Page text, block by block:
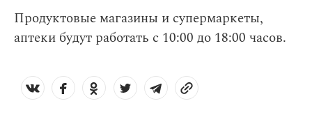
Продуктовые магазины и супермаркеты,
аптеки будут работать с 10:00 до 18:00 часов.